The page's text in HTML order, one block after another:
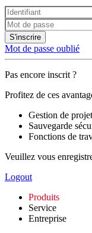
S'inscrire
Mot de passe oublié
Pas encore inscrit ?
Profitez de ces
Gestion de
Sauvegarde
Fonctions de
Veuillez vous
Logout
Produits
Service
Entreprise